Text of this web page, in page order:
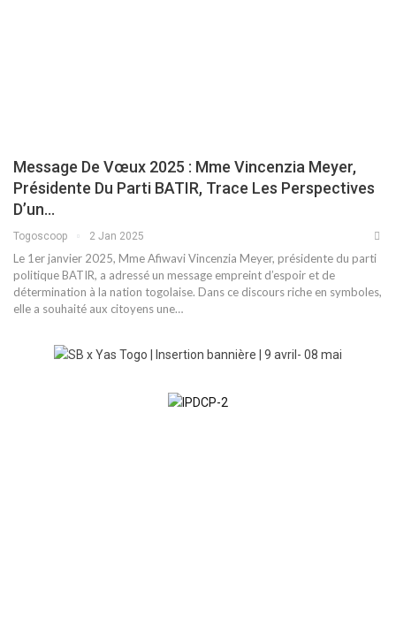
Message De Vœux 2025 : Mme Vincenzia Meyer,
Présidente Du Parti BATIR, Trace Les Perspectives
D’un…
Togoscoop 2 Jan 2025
Le 1er janvier 2025, Mme Afiwavi Vincenzia Meyer, présidente du parti
politique BATIR, a adressé un message empreint d’espoir et de
détermination à la nation togolaise. Dans ce discours riche en symboles,
elle a souhaité aux citoyens une…